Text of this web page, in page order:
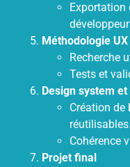
Exportation
Méthodologie
Recherche
Tests et
Design system
Création
réutilisables.
Cohérence
Projet final